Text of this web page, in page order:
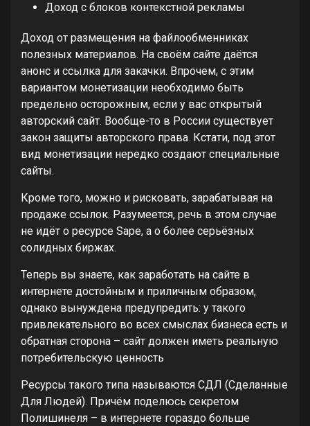
Доход с блоков контекстной рекламы
Доход от размещения на файлообменниках
полезных материалов. На своём сайте даётся
анонс и ссылка для закачки. Впрочем, с этим
вариантом монетизации необходимо быть
предельно осторожным, если у вас открытый
авторский сайт. Вообще-то в России существует
закон защиты авторского права. Кстати, под этот
вид монетизации нередко создают специальные
сайты.
Кроме того, можно и рисковать, зарабатывая на
продаже ссылок. Разумеется, речь в этом случае
не идёт о ресурсе Sape, а о более серьёзных
солидных биржах.
Теперь вы знаете, как заработать на сайте в
интернете достойным и приличным образом,
однако вынуждена предупредить: у такого
привлекательного во всех смыслах бизнеса есть и
обратная сторона – сайт должен иметь реальную
потребительскую ценность
Ресурсы такого типа называются СДЛ (Сделанные
Для Людей). Причём поделюсь секретом
Полишинеля – в интернете гораздо больше